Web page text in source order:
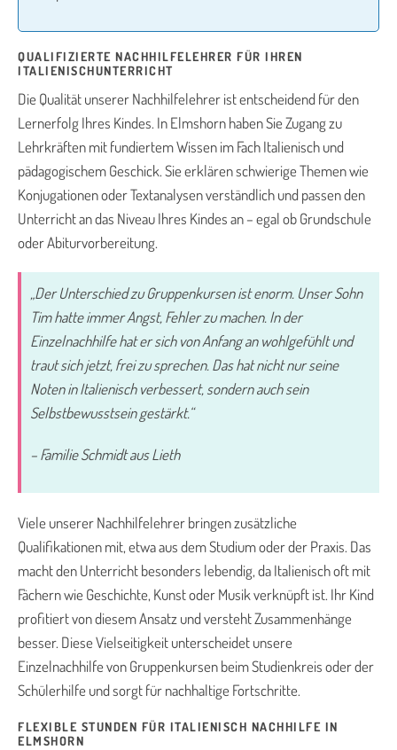
QUALIFIZIERTE NACHHILFELEHRER FÜR IHREN
ITALIENISCHUNTERRICHT
Die Qualität unserer Nachhilfelehrer ist entscheidend für den
Lernerfolg Ihres Kindes. In Elmshorn haben Sie Zugang zu
Lehrkräften mit fundiertem Wissen im Fach Italienisch und
pädagogischem Geschick. Sie erklären schwierige Themen wie
Konjugationen oder Textanalysen verständlich und passen den
Unterricht an das Niveau Ihres Kindes an – egal ob Grundschule
oder Abiturvorbereitung.
„Der Unterschied zu Gruppenkursen ist enorm. Unser Sohn
Tim hatte immer Angst, Fehler zu machen. In der
Einzelnachhilfe hat er sich von Anfang an wohlgefühlt und
traut sich jetzt, frei zu sprechen. Das hat nicht nur seine
Noten in Italienisch verbessert, sondern auch sein
Selbstbewusstsein gestärkt.“
– Familie Schmidt aus Lieth
Viele unserer Nachhilfelehrer bringen zusätzliche
Qualifikationen mit, etwa aus dem Studium oder der Praxis. Das
macht den Unterricht besonders lebendig, da Italienisch oft mit
Fächern wie Geschichte, Kunst oder Musik verknüpft ist. Ihr Kind
profitiert von diesem Ansatz und versteht Zusammenhänge
besser. Diese Vielseitigkeit unterscheidet unsere
Einzelnachhilfe von Gruppenkursen beim Studienkreis oder der
Schülerhilfe und sorgt für nachhaltige Fortschritte.
FLEXIBLE STUNDEN FÜR ITALIENISCH NACHHILFE IN
ELMSHORN